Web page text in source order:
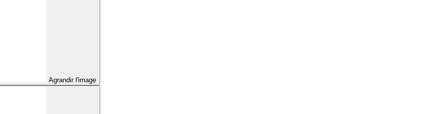
Agrandir l'image